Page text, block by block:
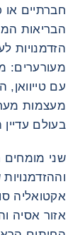
חברתיים או
הבריאות
הזדמנויות
מעורערים:
עם
מעצמות
בעולם
אקטואליה
אזור אסיה